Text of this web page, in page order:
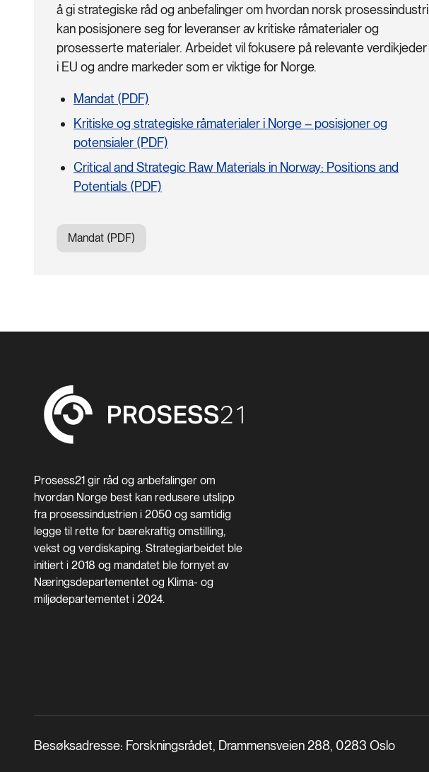
å gi strategiske råd og anbefalinger om hvordan norsk prosessindustri
kan posisjonere seg for leveranser av kritiske råmaterialer og
prosesserte materialer. Arbeidet vil fokusere på relevante verdikjeder
i EU og andre markeder som er viktige for Norge.
Mandat (PDF)
Kritiske og strategiske råmaterialer i Norge – posisjoner og
potensialer (PDF)
Critical and Strategic Raw Materials in Norway: Positions and
Potentials (PDF)
Mandat (PDF)
Prosess21 gir råd og anbefalinger om
hvordan Norge best kan redusere utslipp
fra prosessindustrien i 2050 og samtidig
legge til rette for bærekraftig omstilling,
vekst og verdiskaping. Strategiarbeidet ble
initiert i 2018 og mandatet ble fornyet av
Næringsdepartementet og Klima- og
miljødepartementet i 2024.
Besøksadresse: Forskningsrådet, Drammensveien 288, 0283 Oslo